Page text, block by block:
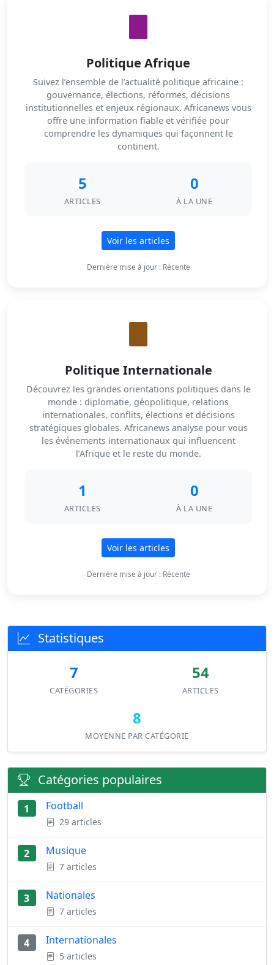
Politique Afrique
Suivez l’ensemble de l’actualité politique africaine :
gouvernance, élections, réformes, décisions
institutionnelles et enjeux régionaux. Africanews vous
offre une information fiable et vérifiée pour
comprendre les dynamiques qui façonnent le
continent.
5
ARTICLES
0
À LA UNE
Voir les articles
Dernière mise à jour : Récente
Politique Internationale
Découvrez les grandes orientations politiques dans le
monde : diplomatie, géopolitique, relations
internationales, conflits, élections et décisions
stratégiques globales. Africanews analyse pour vous
les événements internationaux qui influencent
l’Afrique et le reste du monde.
1
ARTICLES
0
À LA UNE
Voir les articles
Dernière mise à jour : Récente
Statistiques
7
CATÉGORIES
54
ARTICLES
8
MOYENNE PAR CATÉGORIE
Catégories populaires
1 Football
29 articles
2 Musique
7 articles
3 Nationales
7 articles
4 Internationales
5 articles